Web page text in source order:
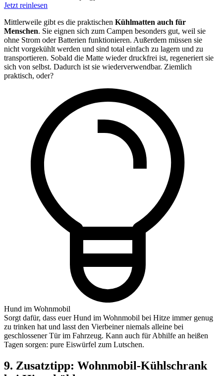
Jetzt reinlesen
Mittlerweile gibt es die praktischen Kühlmatten auch für
Menschen. Sie eignen sich zum Campen besonders gut, weil sie
ohne Strom oder Batterien funktionieren. Außerdem müssen sie
nicht vorgekühlt werden und sind total einfach zu lagern und zu
transportieren. Sobald die Matte wieder druckfrei ist, regeneriert sie
sich von selbst. Dadurch ist sie wiederverwendbar. Ziemlich
praktisch, oder?
Hund im Wohnmobil
Sorgt dafür, dass euer Hund im Wohnmobil bei Hitze immer genug
zu trinken hat und lasst den Vierbeiner niemals alleine bei
geschlossener Tür im Fahrzeug. Kann auch für Abhilfe an heißen
Tagen sorgen: pure Eiswürfel zum Lutschen.
9. Zusatztipp: Wohnmobil-Kühlschrank